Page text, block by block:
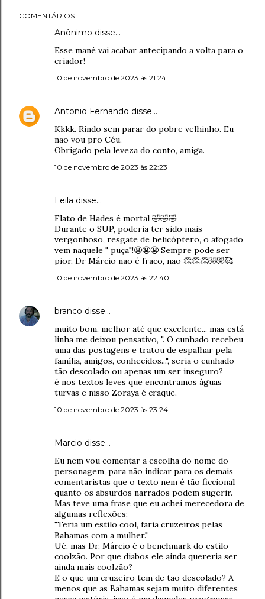
COMENTÁRIOS
Anônimo disse…
Esse mané vai acabar antecipando a volta para o
criador!
10 de novembro de 2023 às 21:24
Antonio Fernando disse…
Kkkk. Rindo sem parar do pobre velhinho. Eu
não vou pro Céu.
Obrigado pela leveza do conto, amiga.
10 de novembro de 2023 às 22:23
Leila disse…
Flato de Hades é mortal 🤣🤣🤣
Durante o SUP, poderia ter sido mais
vergonhoso, resgate de helicóptero, o afogado
vem naquele " puça"!😬😬😬 Sempre pode ser
pior, Dr Márcio não é fraco, não 👏👏👏🤣🤣🥰
10 de novembro de 2023 às 22:40
branco disse…
muito bom, melhor até que excelente... mas está
linha me deixou pensativo, ". O cunhado recebeu
uma das postagens e tratou de espalhar pela
família, amigos, conhecidos...", seria o cunhado
tão descolado ou apenas um ser inseguro?
é nos textos leves que encontramos águas
turvas e nisso Zoraya é craque.
10 de novembro de 2023 às 23:24
Marcio disse…
Eu nem vou comentar a escolha do nome do
personagem, para não indicar para os demais
comentaristas que o texto nem é tão ficcional
quanto os absurdos narrados podem sugerir.
Mas teve uma frase que eu achei merecedora de
algumas reflexões:
"Teria um estilo cool, faria cruzeiros pelas
Bahamas com a mulher."
Ué, mas Dr. Márcio é o benchmark do estilo
coolzão. Por que diabos ele ainda quereria ser
ainda mais coolzão?
E o que um cruzeiro tem de tão descolado? A
menos que as Bahamas sejam muito diferentes